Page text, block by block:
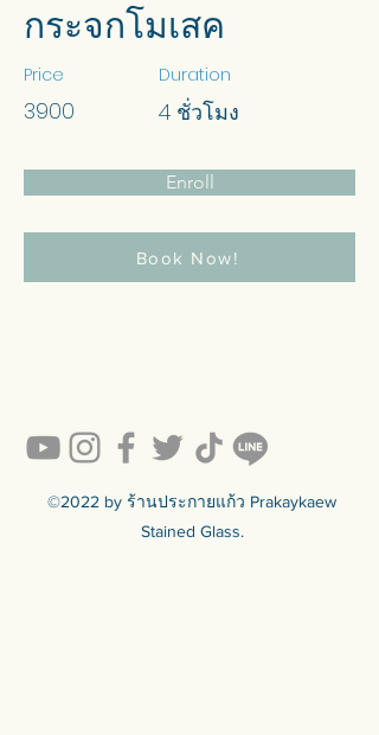
กระจกโมเสค
Price
3900
Duration
4 ชั่วโมง
Enroll
Book Now!
©2022 by ร้านประกายแก้ว Prakaykaew
Stained Glass.